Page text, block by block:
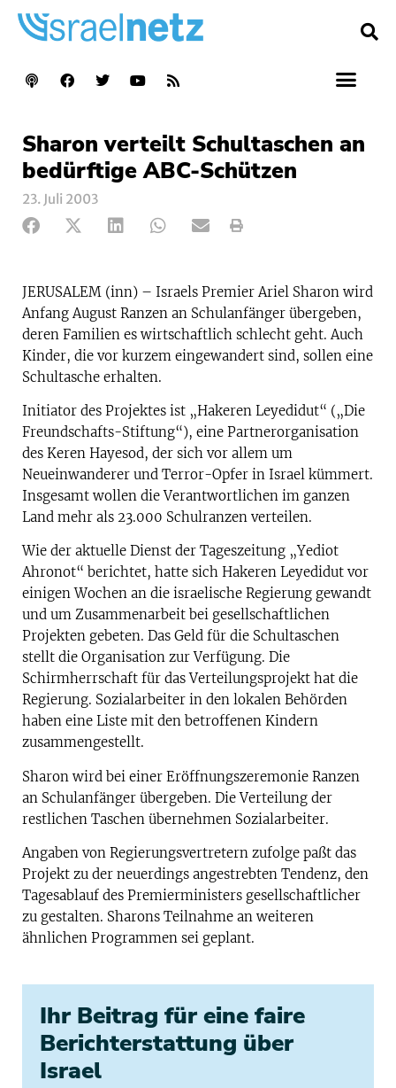
Sharon verteilt Schultaschen an
bedürftige ABC-Schützen
23. Juli 2003
JERUSALEM (inn) – Israels Premier Ariel Sharon wird
Anfang August Ranzen an Schulanfänger übergeben,
deren Familien es wirtschaftlich schlecht geht. Auch
Kinder, die vor kurzem eingewandert sind, sollen eine
Schultasche erhalten.
Initiator des Projektes ist „Hakeren Leyedidut“ („Die
Freundschafts-Stiftung“), eine Partnerorganisation
des Keren Hayesod, der sich vor allem um
Neueinwanderer und Terror-Opfer in Israel kümmert.
Insgesamt wollen die Verantwortlichen im ganzen
Land mehr als 23.000 Schulranzen verteilen.
Wie der aktuelle Dienst der Tageszeitung „Yediot
Ahronot“ berichtet, hatte sich Hakeren Leyedidut vor
einigen Wochen an die israelische Regierung gewandt
und um Zusammenarbeit bei gesellschaftlichen
Projekten gebeten. Das Geld für die Schultaschen
stellt die Organisation zur Verfügung. Die
Schirmherrschaft für das Verteilungsprojekt hat die
Regierung. Sozialarbeiter in den lokalen Behörden
haben eine Liste mit den betroffenen Kindern
zusammengestellt.
Sharon wird bei einer Eröffnungszeremonie Ranzen
an Schulanfänger übergeben. Die Verteilung der
restlichen Taschen übernehmen Sozialarbeiter.
Angaben von Regierungsvertretern zufolge paßt das
Projekt zu der neuerdings angestrebten Tendenz, den
Tagesablauf des Premierministers gesellschaftlicher
zu gestalten. Sharons Teilnahme an weiteren
ähnlichen Programmen sei geplant.
Ihr Beitrag für eine faire
Berichterstattung über
Israel